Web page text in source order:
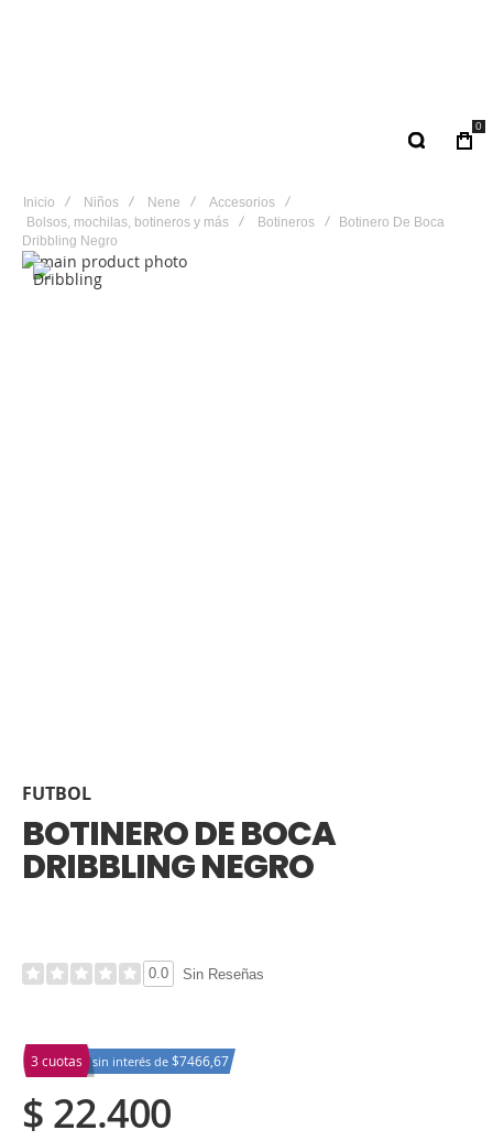
0
Inicio Niños Nene
Accesorios
Bolsos, mochilas, botineros y más
Botineros
Botinero De Boca
Dribbling Negro
FUTBOL
BOTINERO DE BOCA
DRIBBLING NEGRO
0.0 Sin Reseñas
3 cuotas sin interés de $7466,67
$ 22.400